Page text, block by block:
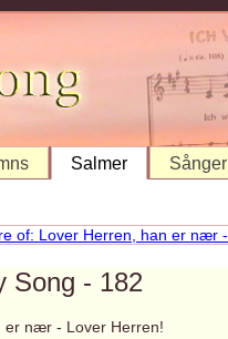
Salmer Sånger
Song - 182
er nær - Lover Herren!